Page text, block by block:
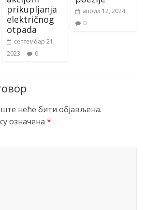
prikupljanja
električnog
otpada
септембар 21,
2023
0
април 12, 2024
0
неће бити објављена.
означена*